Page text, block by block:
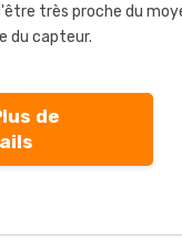
très proche du
du capteur.
de